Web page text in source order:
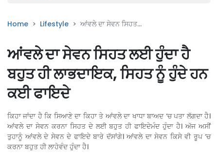
Home Lifestyle ਆਂਵਲੇ ਦਾ ਸੇਵਨ ਸਿਹਤ...
ਆਂਵਲੇ ਦਾ ਸੇਵਨ ਸਿਹਤ ਲਈ ਹੁੰਦਾ ਹੈ
ਬਹੁਤ ਹੀ ਲਾਭਦਾਇਕ, ਸਿਹਤ ਨੂੰ ਹੁੰਦੇ ਹਨ
ਕਈ ਫਾਇਦੇ
ਕਿਹਾ ਜਾਂਦਾ ਹੈ ਕਿ ਸਿਆਣੇ ਦਾ ਕਿਹਾ ਤੇ ਆਂਵਲੇ ਦਾ ਖਾਧਾ ਬਾਅਦ ‘ਚ ਪਤਾ ਲੱਗਦਾ ਹੈ।
ਆਂਵਲੇ ਦਾ ਸੇਵਨ ਕਰਨਾ ਸਿਹਤ ਦੇ ਲਈ ਬਹੁਤ ਹੀ ਫਾਇਦੇਮੰਦ ਹੁੰਦਾ ਹੈ। ਅੱਜ ਅਸੀਂ
ਤੁਹਾਨੂੰ ਆਂਵਲੇ ਦੇ ਸੇਵਨ ਦੇ ਫਾਇਦੇ ਬਾਰੇ ਦੱਸਾਂਗੇ। ਆਂਵਲੇ ਦਾ ਸੇਵਨ ਕਿਸੇ ਵੀ ਰੂਪ ‘ਚ
ਕਰਨਾ ਬਹੁਤ ਹੀ ਲਾਹੇਵੰਦ ਹੁੰਦਾ ਹੈ।